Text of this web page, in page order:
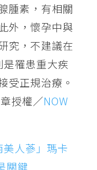
腫素，有相關
外，懷孕中與
究，不建議在
罹患重大疾
受正規治療。
授權／NOW
人蔘」瑪卡
關鍵